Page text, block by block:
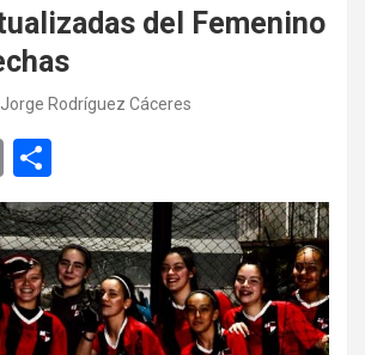
del Femenino
Jorge Rodríguez Cáceres
E
m
ail
o
m
p
ar